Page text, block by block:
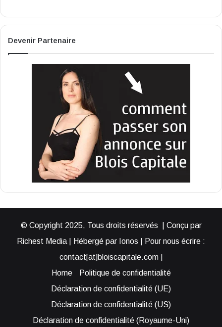
Devenir Partenaire
© Copyright 2025, Tous droits réservés | Conçu par
Richest Media | Hébergé par Ionos | Pour nous écrire :
contact[at]bloiscapitale.com |
Home
Politique de confidentialité
Déclaration de confidentialité (UE)
Déclaration de confidentialité (US)
Déclaration de confidentialité (Royaume-Uni)